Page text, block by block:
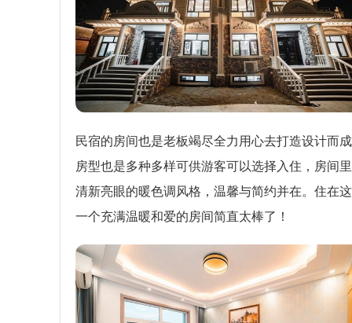
民宿的房间也是老板竭尽全力用心去打造设计而
房型也是多种多样可供游客可以选择入住，房间
清新亮眼的暖色调风格，温馨与简约并在。住在
一个充满温暖和爱的房间简直太棒了！